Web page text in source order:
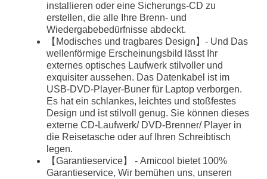
installieren oder eine Sicherungs-CD zu
erstellen, die alle Ihre Brenn- und
Wiedergabebedürfnisse abdeckt.
【Modisches und tragbares Design】- Und Das
wellenförmige Erscheinungsbild lässt Ihr
externes optisches Laufwerk stilvoller und
exquisiter aussehen. Das Datenkabel ist im
USB-DVD-Player-Buner für Laptop verborgen.
Es hat ein schlankes, leichtes und stoßfestes
Design und ist stilvoll genug. Sie können dieses
externe CD-Laufwerk/ DVD-Brenner/ Player in
die Reisetasche oder auf Ihren Schreibtisch
legen.
【Garantieservice】 - Amicool bietet 100%
Garantieservice, Wir bemühen uns, unseren